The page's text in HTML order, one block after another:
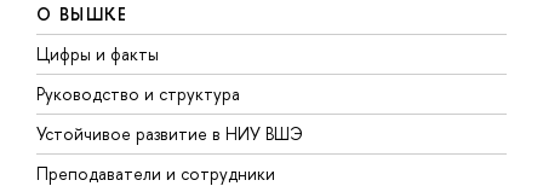
О ВЫШКЕ
Цифры и факты
Руководство и структура
Устойчивое развитие в НИУ ВШЭ
Преподаватели и сотрудники